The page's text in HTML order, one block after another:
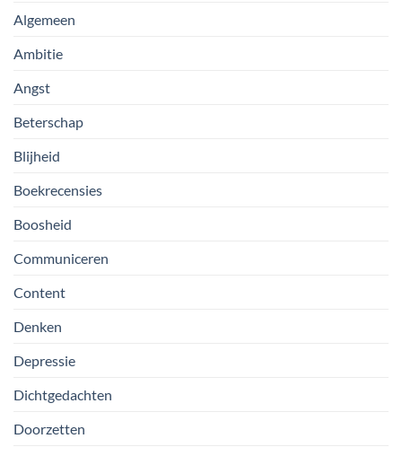
Algemeen
Ambitie
Angst
Beterschap
Blijheid
Boekrecensies
Boosheid
Communiceren
Content
Denken
Depressie
Dichtgedachten
Doorzetten